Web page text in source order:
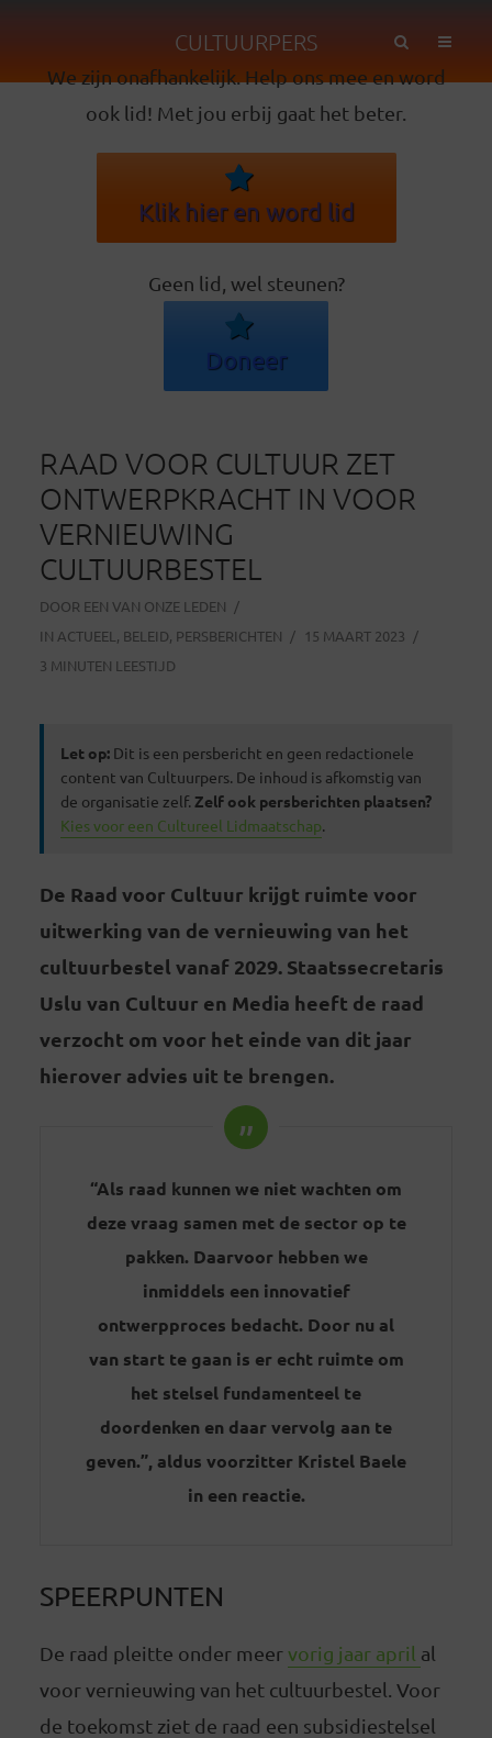
CULTUURPERS
We zijn onafhankelijk. Help ons mee en word
ook lid! Met jou erbij gaat het beter.
Klik hier en word lid
Geen lid, wel steunen?
Doneer
RAAD VOOR CULTUUR ZET
ONTWERPKRACHT IN VOOR
VERNIEUWING
CULTUURBESTEL
DOOR EEN VAN ONZE LEDEN
IN ACTUEEL , BELEID, PERSBERICHTEN
15 MAART 2023
3 MINUTEN LEESTIJD
Let op:Dit is een persbericht en geen redactionele
content van Cultuurpers. De inhoud is afkomstig van
de organisatie zelf. Zelf ook persberichten plaatsen?
Kies voor een Cultureel Lidmaatschap.
De Raad voor Cultuur krijgt ruimte voor
uitwerking van de vernieuwing van het
cultuurbestel vanaf 2029. Staatssecretaris
Uslu van Cultuur en Media heeft de raad
verzocht om voor het einde van dit jaar
hierover advies uit te brengen.
“Als raad kunnen we niet wachten om
deze vraag samen met de sector op te
pakken. Daarvoor hebben we
inmiddels een innovatief
ontwerpproces bedacht. Door nu al
van start te gaan is er echt ruimte om
het stelsel fundamenteel te
doordenken en daar vervolg aan te
geven.”, aldus voorzitter Kristel Baele
in een reactie.
SPEERPUNTEN
De raad pleitte onder meervorig jaar april al
voor vernieuwing van het cultuurbestel. Voor
de toekomst ziet de raad een subsidiestelsel